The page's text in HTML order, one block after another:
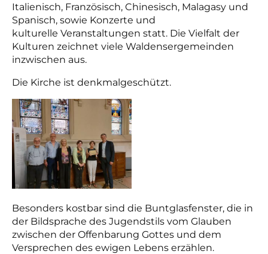
Italienisch, Französisch, Chinesisch, Malagasy und
Spanisch, sowie Konzerte und
kulturelle Veranstaltungen statt. Die Vielfalt der
Kulturen zeichnet viele Waldensergemeinden
inzwischen aus.
Die Kirche ist denkmalgeschützt.
Besonders kostbar sind die Buntglasfenster, die in
der Bildsprache des Jugendstils vom Glauben
zwischen der Offenbarung Gottes und dem
Versprechen des ewigen Lebens erzählen.